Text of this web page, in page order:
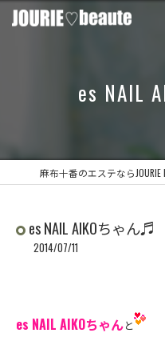
es NAIL
es NAIL AIKOちゃん♬
2014/07/11
es NAIL AIKOちゃんと